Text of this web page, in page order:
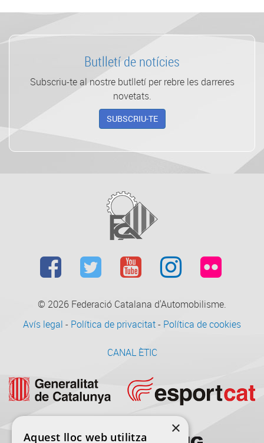
Butlletí de notícies
Subscriu-te al nostre butlletí per rebre les darreres
novetats.
SUBSCRIU-TE
© 2026 Federació Catalana d'Automobilisme.
Avís legal - Política de privacitat- Política de cookies
CANAL ÈTIC
×
Aquest lloc web utilitza